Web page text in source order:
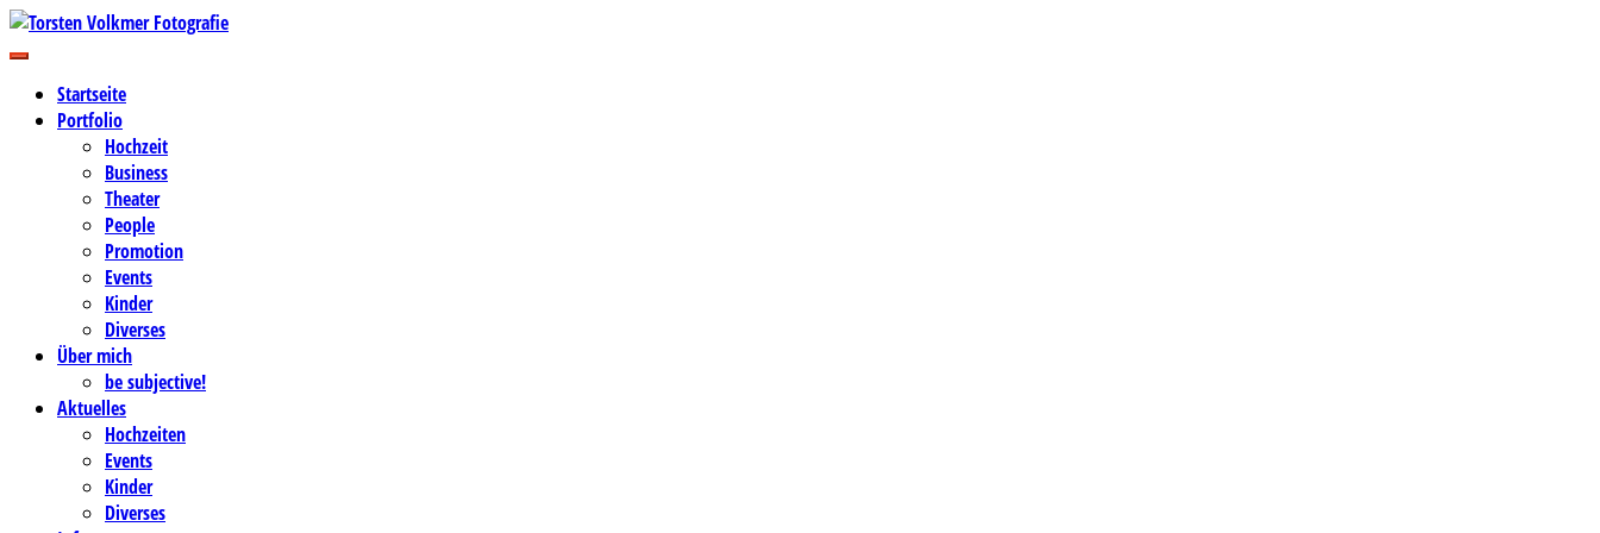
Zum
Inhalt
Torsten Volkmer Fotografie
Business-, Portrait- und Hochzeitsfotografie
Startseite
Portfolio
Hochzeit
Business
Theater
People
Promotion
Events
Kinder
Diverses
Über mich
be subjective!
Aktuelles
Hochzeiten
Events
Kinder
Diverses